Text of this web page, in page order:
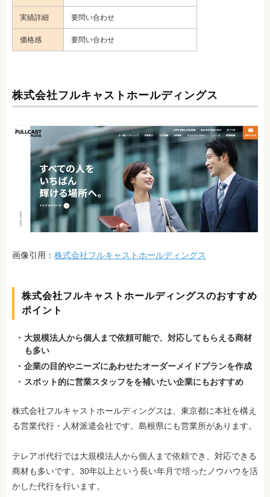
実績詳細 要問い合わせ
価格感 要問い合わせ
株式会社フルキャストホールディングス
画像引用： 株式会社フルキャストホールディングス
株式会社フルキャストホールディングスのおすすめ
ポイント
大規模法人から個人まで依頼可能で、対応してもらえる商材
も多い
企業の目的やニーズにあわせたオーダーメイドプランを作成
スポット的に営業スタッフをを補いたい企業にもおすすめ
株式会社フルキャストホールディングスは、東京都に本社を構え
る営業代行・人材派遣会社です。島根県にも営業所があります。
テレアポ代行では大規模法人から個人まで依頼でき、対応できる
商材も多いです。30年以上という長い年月で培ったノウハウを活
かした代行を行います。